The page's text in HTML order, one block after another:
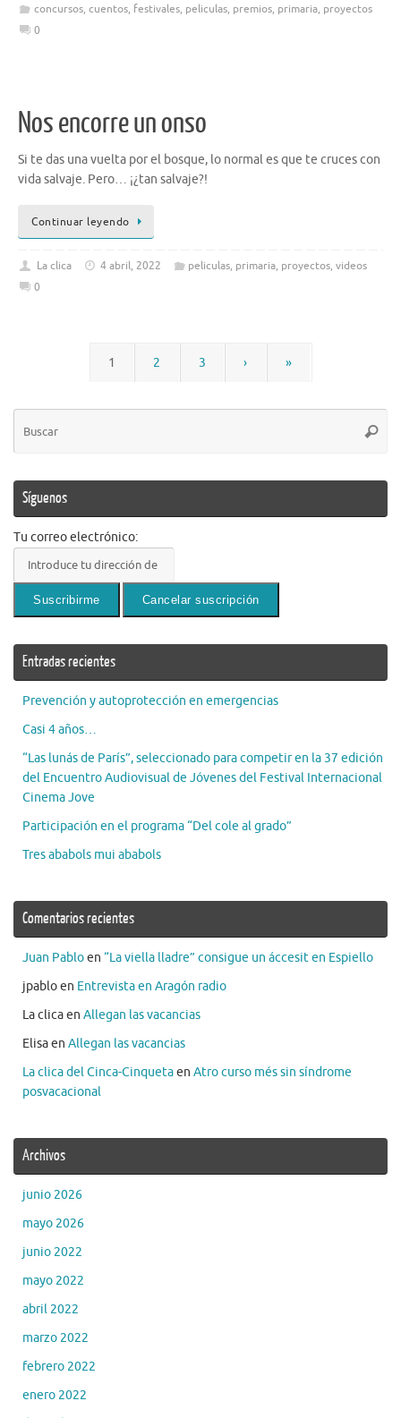
concursos, cuentos, festivales, peliculas, premios, primaria, proyectos
0
Nos encorre un onso
Si te das una vuelta por el bosque, lo normal es que te cruces con
vida salvaje. Pero… ¡¿tan salvaje?!
Continuar leyendo
La clica 4 abril, 2022 peliculas, primaria, proyectos, videos
0
1 2 3 › »
Síguenos
Tu correo electrónico:
Entradas recientes
Prevención y autoprotección en emergencias
Casi 4 años…
“Las lunás de París”, seleccionado para competir en la 37 edición
del Encuentro Audiovisual de Jóvenes del Festival Internacional
Cinema Jove
Participación en el programa “Del cole al grado”
Tres ababols mui ababols
Comentarios recientes
Juan Pabloen “La viella lladre” consigue un áccesit en Espiello
jpabloen Entrevista en Aragón radio
La clicaen Allegan las vacancias
Elisaen Allegan las vacancias
La clica del Cinca-Cinquetaen Atro curso més sin síndrome
posvacacional
Archivos
junio 2026
mayo 2026
junio 2022
mayo 2022
abril 2022
marzo 2022
febrero 2022
enero 2022